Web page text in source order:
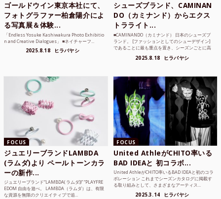
ゴールドウイン東京本社にて、
フォトグラファー柏倉陽介によ
る写真展＆体験...
「Endless Yosuke Kashiwakura Photo Exhibitio
n and Creative Dialogues」 ■ネイチャーフ...
2025.8.18 ヒラバヤシ
シューズブランド、CAMINAN
DO（カミナンド）からエクス
トラライト...
■CAMINANDO（カミナンド） 日本のシューズブ
ランド。 [ファッションとしてのシューデザイン]
であることに最も重点を置き、シーズンごとに高
2025.8.18 ヒラバヤシ
FOCUS
ジュエリーブランドLAMBDA
(ラムダ)より ペールトーンカラ
ーの新作...
ジュエリーブランド“LAMBDA( ラムダ))” “PLAYFRE
EDOM 自由を遊べ。 LAMBDA（ラムダ）は、有限
な資源を無限のクリエイティブで追...
FOCUS
United AthleがCHITO率いる
BAD IDEAと 初コラボ...
United AthleがCHITO率いるBAD IDEAと初のコラ
ボレーション これまでシーズンカタログに掲載す
る取り組みとして、さまざまなアーティス...
2025.3.14 ヒラバヤシ